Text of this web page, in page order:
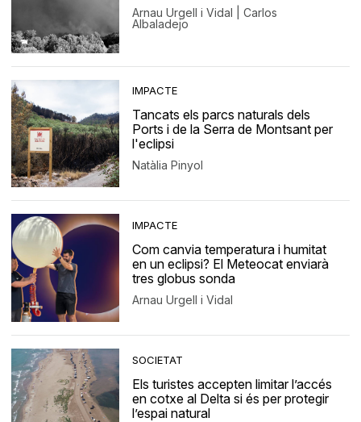
Arnau Urgell i Vidal | Carlos
Albaladejo
IMPACTE
Tancats els parcs naturals dels
Ports i de la Serra de Montsant per
l'eclipsi
Natàlia Pinyol
IMPACTE
Com canvia temperatura i humitat
en un eclipsi? El Meteocat enviarà
tres globus sonda
Arnau Urgell i Vidal
SOCIETAT
Els turistes accepten limitar l’accés
en cotxe al Delta si és per protegir
l’espai natural